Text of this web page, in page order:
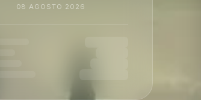
08 AGOSTO 2026